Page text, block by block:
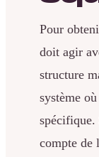
Pour
doit agir
structure
système
spécifique.
compte de